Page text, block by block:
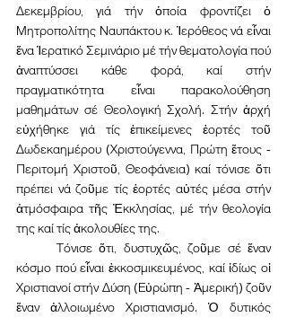
Δεκεμβρίου, γιά τήν ὁποία φροντίζει ὁ
Μητροπολίτης Ναυπάκτου κ. Ἱερόθεος νά εἶναι
ἕνα Ἱερατικό Σεμινάριο μέ τήν θεματολογία πού
ἀναπτύσσει κάθε φορά, καί στήν
πραγματικότητα εἶναι παρακολούθηση
μαθημάτων σέ Θεολογική Σχολή. Στήν ἀρχή
εὐχήθηκε γιά τίς ἐπικείμενες ἑορτές τοῦ
Δωδεκαημέρου (Χριστούγεννα, Πρώτη ἔτους -
Περιτομή Χριστοῦ, Θεοφάνεια) καί τόνισε ὅτι
πρέπει νά ζοῦμε τίς ἑορτές αὐτές μέσα στήν
ἀτμόσφαιρα τῆς Ἐκκλησίας, μέ τήν θεολογία
της καί τίς ἀκολουθίες της.
κόσμο πού εἶναι ἐκκοσμικευμένος, καί ἰδίως οἱ
Χριστιανοί στήν Δύση (Εὐρώπη - Ἀμερική) ζοῦν
ἕναν ἀλλοιωμένο Χριστιανισμό. Ὁ δυτικός